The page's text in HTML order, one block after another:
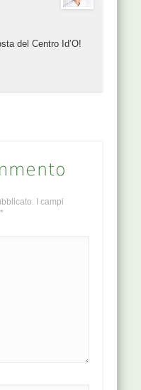
del Centro Id’O!
I campi
*